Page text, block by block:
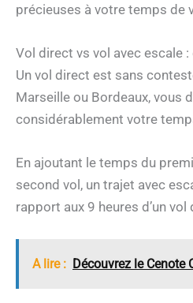
précieuses à votre temps de
Vol direct vs vol avec escale
Un vol direct est sans
Marseille ou Bordeaux, vous
considérablement votre
En ajoutant le temps du
second vol, un trajet avec
rapport aux 9 heures d’un vol
A lire : Découvrez le